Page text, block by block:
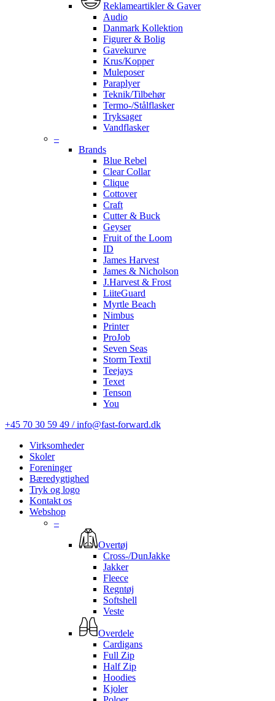
Reklameartikler & Gaver
Audio
Danmark Kollektion
Figurer & Bolig
Gavekurve
Krus/Kopper
Muleposer
Paraplyer
Teknik/Tilbehør
Termo-/Stålflasker
Tryksager
Vandflasker
–
Brands
Blue Rebel
Clear Collar
Clique
Cottover
Craft
Cutter & Buck
Geyser
Fruit of the Loom
ID
James Harvest
James & Nicholson
J.Harvest & Frost
LiiteGuard
Myrtle Beach
Nimbus
Printer
ProJob
Seven Seas
Storm Textil
Teejays
Texet
Tenson
You
+45 70 30 59 49 / info@fast-forward.dk
Virksomheder
Skoler
Foreninger
Bæredygtighed
Tryk og logo
Kontakt os
Webshop
–
Overtøj
Cross-/DunJakke
Jakker
Fleece
Regntøj
Softshell
Veste
Overdele
Cardigans
Full Zip
Half Zip
Hoodies
Kjoler